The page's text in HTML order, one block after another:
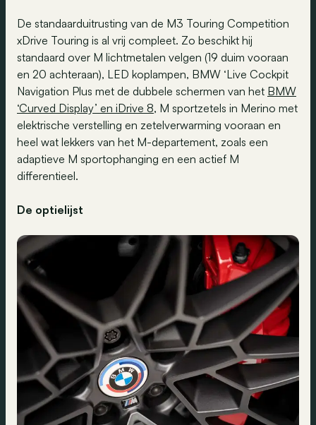
De standaarduitrusting van de M3 Touring Competition
xDrive Touring is al vrij compleet. Zo beschikt hij
standaard over M lichtmetalen velgen (19 duim vooraan
en 20 achteraan), LED koplampen, BMW ‘Live Cockpit
Navigation Plus met de dubbele schermen van het BMW
‘Curved Display’ en iDrive 8, M sportzetels in Merino met
elektrische verstelling en zetelverwarming vooraan en
heel wat lekkers van het M-departement, zoals een
adaptieve M sportophanging en een actief M
differentieel.
De optielijst